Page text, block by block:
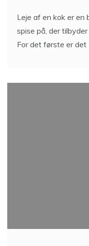
Leje af en kok er
spise på, der
For det første er det